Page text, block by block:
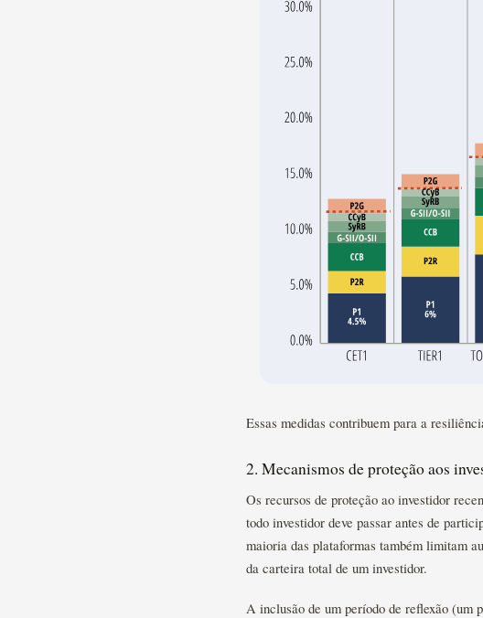
Essas medidas contribuem para a
2. Mecanismos de proteção aos
Os recursos de proteção ao investidor
todo investidor deve passar antes de
maioria das plataformas também limitam
da carteira total de um investidor.
A inclusão de um período de reflexão (um